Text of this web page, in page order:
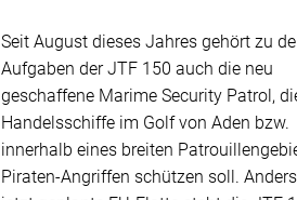
Seit August dieses Jahres gehört zu
Aufgaben der JTF 150 auch die neu
geschaffene Marime Security Patrol,
Handelsschiffe im Golf von Aden bzw.
innerhalb eines breiten
Piraten-Angriffen schützen soll.